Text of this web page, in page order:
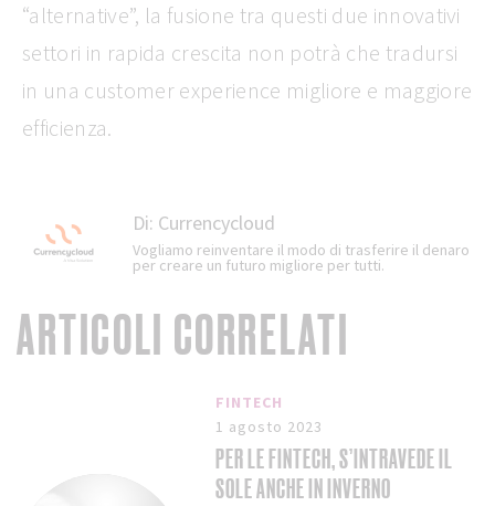
“alternative”, la fusione tra questi due innovativi
settori in rapida crescita non potrà che tradursi
in una customer experience migliore e maggiore
efficienza.
Di: Currencycloud
Vogliamo reinventare il modo di trasferire il denaro
per creare un futuro migliore per tutti.
ARTICOLI CORRELATI
FINTECH
1 agosto 2023
PER LE FINTECH, S’INTRAVEDE IL
SOLE ANCHE IN INVERNO